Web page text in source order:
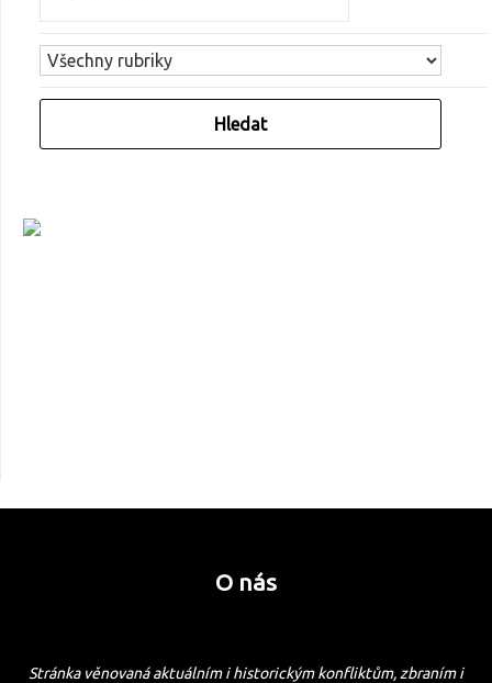
O nás
Stránka věnovaná aktuálním i historickým konfliktům, zbraním i